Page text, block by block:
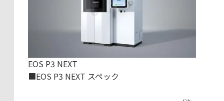
EOS P3 NEXT
■EOS P3 NEXT スペック